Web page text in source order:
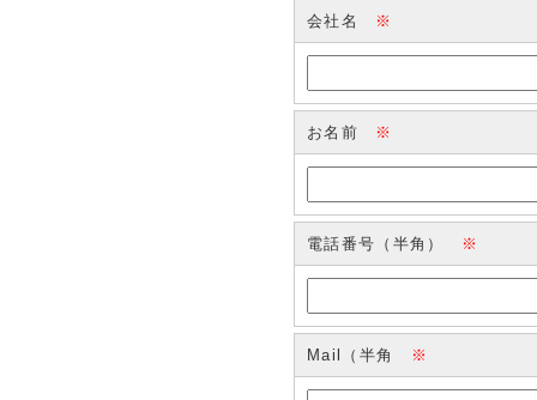
会社名 ※
お名前 ※
電話番号（半角） ※
Mail（半角 ※